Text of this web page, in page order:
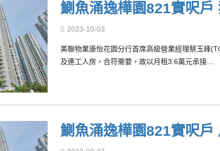
鰂魚涌逸樺園821實呎
2023-10-03
美聯物業康怡花園分行首席高級營業經理蔡玉峰
及連工人房，合符需要，故以月租3.6萬元承接…
鰂魚涌逸樺園821實呎